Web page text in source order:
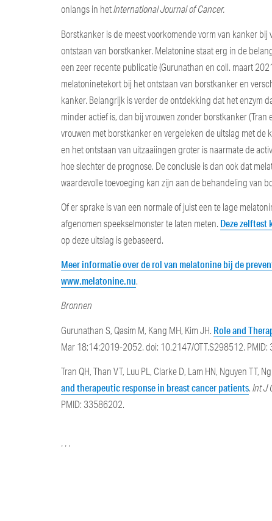
onlangs in hetInternational Journal of Cancer.
Borstkanker is de meest voorkomende vorm van kanker
ontstaan van borstkanker. Melatonine staat erg in de
een zeer recente publicatie (Gurunathan en coll. maart
melatoninetekort bij het ontstaan van borstkanker en
kanker. Belangrijk is verder de ontdekking dat het enzym
minder actief is, dan bij vrouwen zonder borstkanker
vrouwen met borstkanker en vergeleken de uitslag met
en het ontstaan van uitzaaiingen groter is naarmate de
hoe slechter de prognose. De conclusie is dan ook dat
waardevolle toevoeging kan zijn aan de behandeling van
Of er sprake is van een normale of juist een te lage
afgenomen speekselmonster te laten meten. Deze zelftest
op deze uitslag is gebaseerd.
Meer informatie over de rol van melatonine bij de
www.melatonine.nu.
Bronnen
Gurunathan S, Qasim M, Kang MH, Kim JH. Role and
Mar 18;14:2019-2052. doi: 10.2147/OTT.S298512.
Tran QH, Than VT, Luu PL, Clarke D, Lam HN, Nguyen TT,
and therapeutic response in breast cancer patients.Int J
PMID: 33586202.